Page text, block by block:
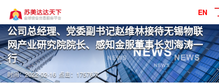
EN
公司总经理、党委副书记赵维林接待无锡物联
网产业研究院院长、感知金服董事长刘海涛一
行
时间：2022-02-16 点击：17576次